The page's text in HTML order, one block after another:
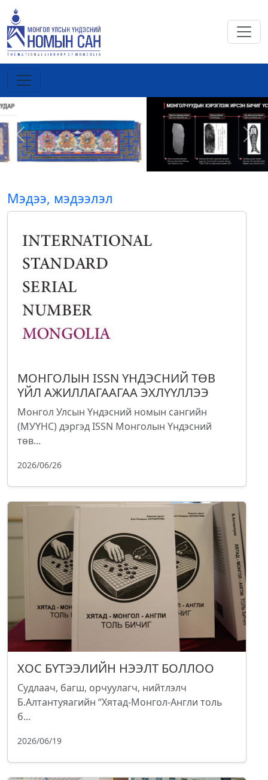
Previous Next
Мэдээ, мэдээлэл
МОНГОЛЫН ISSN ҮНДЭСНИЙ ТӨВ
ҮЙЛ АЖИЛЛАГААГАА ЭХЛҮҮЛЛЭЭ
Монгол Улсын Үндэсний номын сангийн
(МУҮНС) дэргэд ISSN Монголын Үндэсний
төв...
2026/06/26
ХОС БҮТЭЭЛИЙН НЭЭЛТ БОЛЛОО
Судлаач, багш, орчуулагч, нийтлэлч
Б.Алтантуяагийн “Хятад-Монгол-Англи толь
б...
2026/06/19